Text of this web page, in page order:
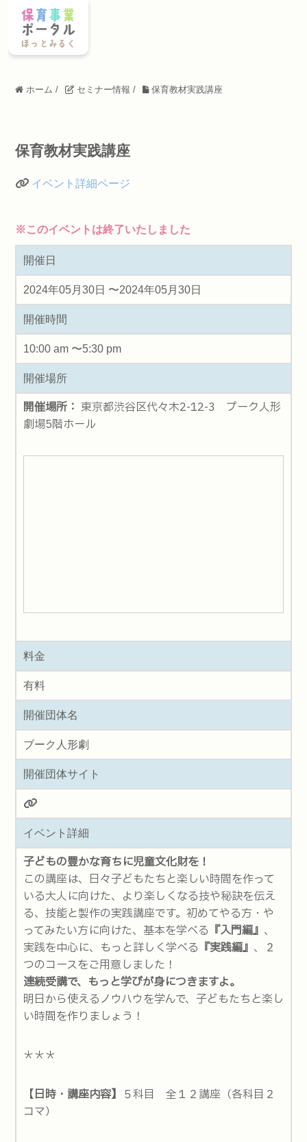
ホーム / セミナー情報 / 保育教材実践講座
保育教材実践講座
イベント詳細ページ
※このイベントは終了いたしました
開催日
2024年05月30日 〜2024年05月30日
開催時間
10:00 am 〜5:30 pm
開催場所
開催場所： 東京都渋谷区代々木2-12-3 プーク人形
劇場5階ホール
料金
有料
開催団体名
ブーク人形劇
開催団体サイト
イベント詳細
子どもの豊かな育ちに児童文化財を！
この講座は、日々子どもたちと楽しい時間を作って
いる大人に向けた、より楽しくなる技や秘訣を伝え
る、技能と製作の実践講座です。初めてやる方・や
ってみたい方に向けた、基本を学べる 『入門編』 、
実践を中心に、もっと詳しく学べる 『実践編』 、２
つのコースをご用意しました！
連続受講で、もっと学びが身につきますよ。
明日から使えるノウハウを学んで、子どもたちと楽し
い時間を作りましょう！
＊＊＊
【日時・講座内容】 ５科目 全１２講座（各科目２
コマ）